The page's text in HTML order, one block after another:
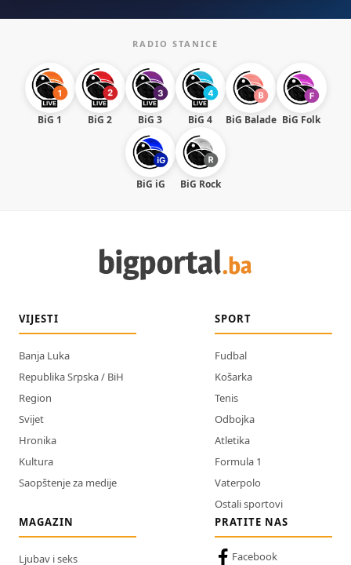
RADIO STANICE
BiG 1 BiG 2 BiG 3 BiG 4 BiG Balade BiG Folk
BiG iG BiG Rock
VIJESTI
Banja Luka
Republika Srpska / BiH
Region
Svijet
Hronika
Kultura
Saopštenje za medije
SPORT
Fudbal
Košarka
Tenis
Odbojka
Atletika
Formula 1
Vaterpolo
Ostali sportovi
MAGAZIN
Ljubav i seks
PRATITE NAS
Facebook